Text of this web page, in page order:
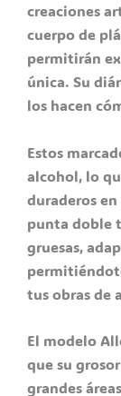
creaciones
cuerpo de
permitirán
única. Su
los hacen
Estos
alcohol, lo
duraderos
punta doble
gruesas,
tus obras de
El modelo
que su
grandes